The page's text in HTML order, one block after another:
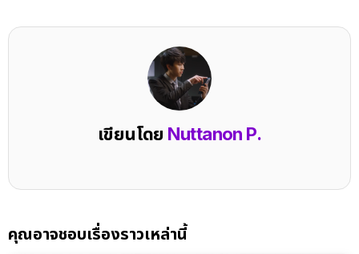
เขียนโดย Nuttanon P.
คุณอาจชอบเรื่องราวเหล่านี้